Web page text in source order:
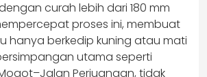
curah lebih dari 180 mm
proses ini, membuat
hanya berkedip kuning atau mati
utama seperti
Perjuangan, tidak